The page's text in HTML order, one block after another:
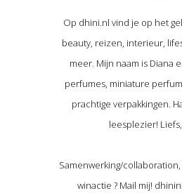
Op dhini.nl vind je op het
beauty, reizen, interieur,
meer. Mijn naam is Diana
perfumes, miniature
prachtige verpakkingen.
leesplezier!
Samenwerking/
winactie ? Mail mij!